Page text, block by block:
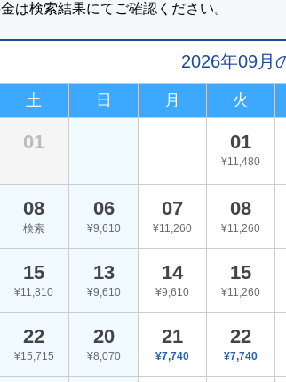
は検索結果にてご確認ください。
土
01
08
検索
15
¥11,810
22
¥15,715
2026年09月
日 月 火
01
¥11,480
06
¥9,610
07
¥11,260
08
¥11,260
13
¥9,610
14
¥9,610
15
¥11,260
20
¥8,070
21
¥7,740
22
¥7,740